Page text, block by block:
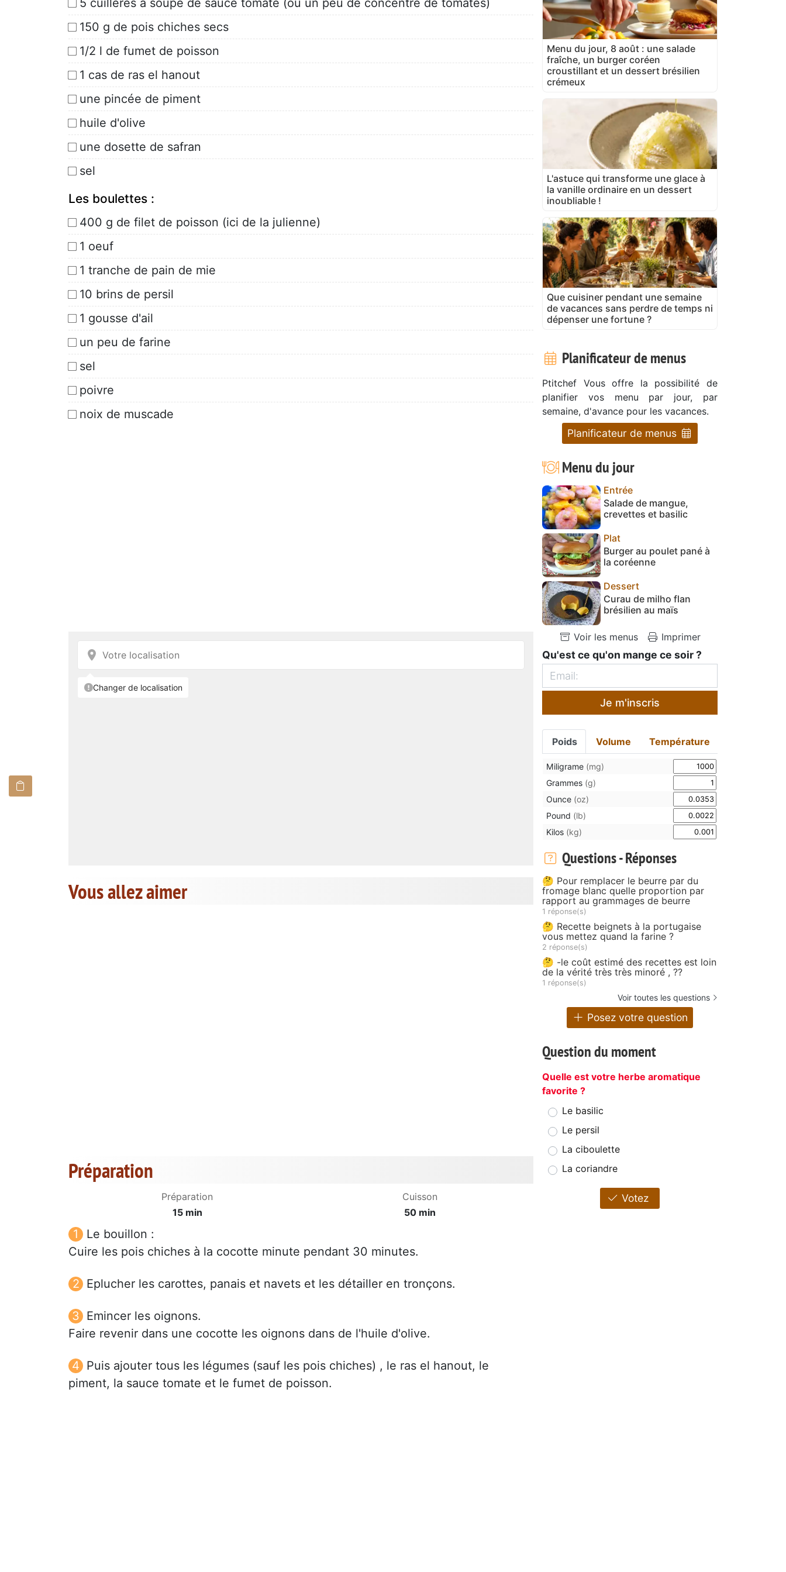
150 g de pois chiches secs
1/2 l de fumet de poisson
1 cas de ras el hanout
une pincée de piment
huile d'olive
une dosette de safran
sel
Les boulettes :
400 g de filet de poisson (ici de la julienne)
1 oeuf
1 tranche de pain de mie
10 brins de persil
1 gousse d'ail
un peu de farine
sel
poivre
noix de muscade
Vous allez aimer
Préparation
Préparation
15 min
Cuisson
50 min
Le bouillon :
Cuire les pois chiches à la cocotte minute pendant 30 minutes.
Eplucher les carottes, panais et navets et les détailler en tronçons.
Emincer les oignons.
Faire revenir dans une cocotte les oignons dans de l'huile d'olive.
Puis ajouter tous les légumes (sauf les pois chiches) , le ras el hanout, le
piment, la sauce tomate et le fumet de poisson.
Menu du jour, 8 août : une salade
fraîche, un burger coréen
croustillant et un dessert brésilien
crémeux
L'astuce qui transforme une glace à
la vanille ordinaire en un dessert
inoubliable !
Que cuisiner pendant une semaine
de vacances sans perdre de temps ni
dépenser une fortune ?
Planificateur de menus
Ptitchef Vous offre la possibilité de
planifier vos menu par jour, par
semaine, d'avance pour les vacances.
Planificateur de menus
Menu du jour
Entrée
Salade de mangue,
crevettes et basilic
Plat
Burger au poulet pané à
la coréenne
Dessert
Curau de milho flan
brésilien au maïs
Voir les menus Imprimer
Qu'est ce qu'on mange ce soir ?
Je m'inscris
Poids Volume Température
Miligrame (mg)
Grammes (g)
Ounce (oz)
Pound (lb)
Kilos (kg)
Questions - Réponses
🤔 Pour remplacer le beurre par du
fromage blanc quelle proportion par
rapport au grammages de beurre
1 réponse(s)
🤔 Recette beignets à la portugaise
vous mettez quand la farine ?
2 réponse(s)
🤔 -le coût estimé des recettes est loin
de la vérité très très minoré , ??
1 réponse(s)
Voir toutes les questions
Posez votre question
Question du moment
Quelle est votre herbe aromatique
favorite ?
Le basilic
Le persil
La ciboulette
La coriandre
Votez